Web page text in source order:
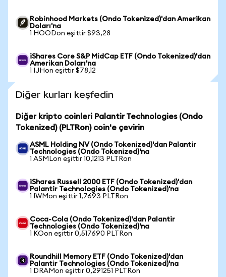
Robinhood Markets (Ondo Tokenized)'dan Amerikan
Doları'na
1 HOODon eşittir $93,28
iShares Core S&P MidCap ETF (Ondo Tokenized)'dan
Amerikan Doları'na
1 IJHon eşittir $78,12
Diğer kurları keşfedin
Diğer kripto coinleri Palantir Technologies (Ondo
Tokenized) (PLTRon) coin'e çevirin
ASML Holding NV (Ondo Tokenized)'dan Palantir
Technologies (Ondo Tokenized)'na
1 ASMLon eşittir 10,1213 PLTRon
iShares Russell 2000 ETF (Ondo Tokenized)'dan
Palantir Technologies (Ondo Tokenized)'na
1 IWMon eşittir 1,7693 PLTRon
Coca-Cola (Ondo Tokenized)'dan Palantir
Technologies (Ondo Tokenized)'na
1 KOon eşittir 0,517690 PLTRon
Roundhill Memory ETF (Ondo Tokenized)'dan
Palantir Technologies (Ondo Tokenized)'na
1 DRAMon eşittir 0,291251 PLTRon